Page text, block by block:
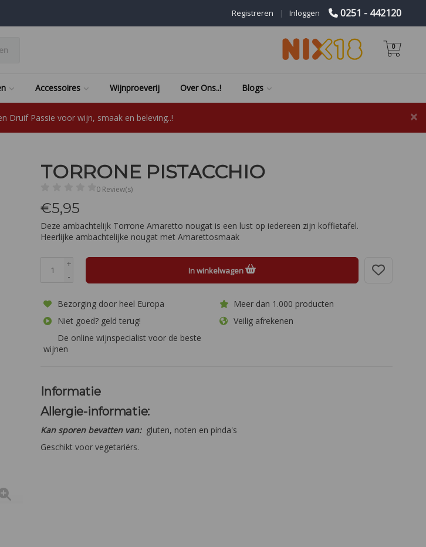
0251 - 442120
Inloggen
|
Registreren
0
Accessoires Wijnproeverij Over Ons..! Blogs
Druif Passie voor wijn, smaak en beleving..! ×
TORRONE PISTACCHIO
0 Review(s)
€5,95
Deze ambachtelijk Torrone Amaretto nougat is een lust op iedereen zijn koffietafel.
Heerlijke ambachtelijke nougat met Amarettosmaak
+
-
In winkelwagen
Bezorging door heel Europa
Meer dan 1.000 producten
Niet goed? geld terug!
Veilig afrekenen
De online wijnspecialist voor de beste
wijnen
Informatie
Allergie-informatie:
Kan sporen bevatten van: gluten, noten en pinda's
Geschikt voor vegetariërs.